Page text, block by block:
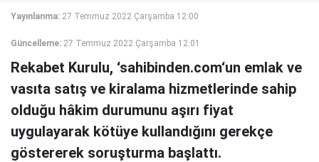
Yayınlanma: 27 Temmuz 2022 Çarşamba 12:00
Güncelleme: 27 Temmuz 2022 Çarşamba 12:01
Rekabet Kurulu, ‘sahibinden.com‘un emlak ve
vasıta satış ve kiralama hizmetlerinde sahip
olduğu hâkim durumunu aşırı fiyat
uygulayarak kötüye kullandığını gerekçe
göstererek soruşturma başlattı.